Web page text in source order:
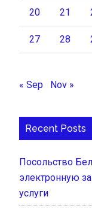
20 21
27 28
« Sep Nov »
Recent Posts
Посольство
электронную
услуги